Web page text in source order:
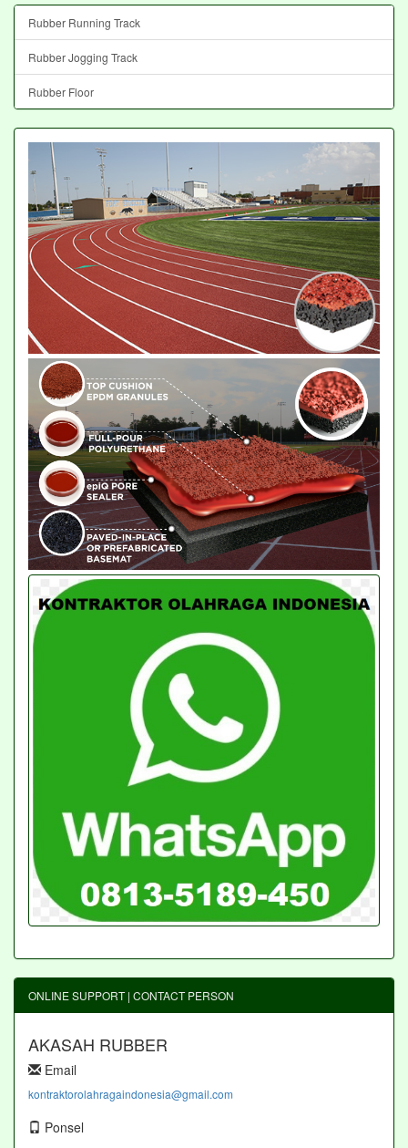
Rubber Running Track
Rubber Jogging Track
Rubber Floor
ONLINE SUPPORT | CONTACT PERSON
AKASAH RUBBER
Email
kontraktorolahragaindonesia@gmail.com
Ponsel